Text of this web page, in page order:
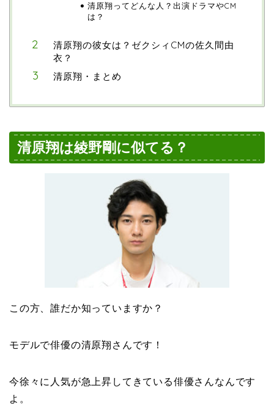
清原翔ってどんな人？出演ドラマやCM
は？
清原翔の彼女は？ゼクシィCMの佐久間由
衣？
清原翔・まとめ
清原翔は綾野剛に似てる？
この方、誰だか知っていますか？
モデルで俳優の清原翔さんです！
今徐々に人気が急上昇してきている俳優さんなんです
よ。